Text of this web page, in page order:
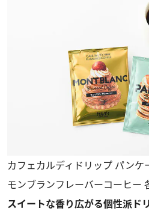
カフェカルディドリップ パンケ
モンブランフレーバーコーヒー
スイートな香り広がる個性派ド